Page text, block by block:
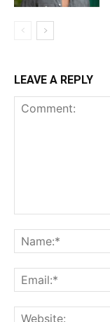
LEAVE A REPLY